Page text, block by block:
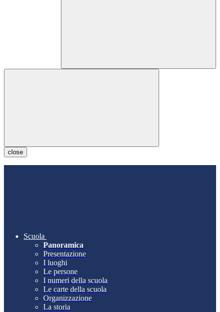
close
Scuola
Panoramica
Presentazione
I luoghi
Le persone
I numeri della scuola
Le carte della scuola
Organizzazione
La storia